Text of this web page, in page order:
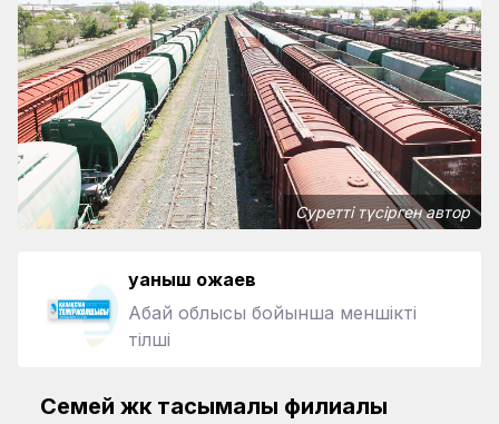
Суретті түсірген автор
Қуаныш Қожаев
Абай облысы бойынша меншікті
тілші
Семей жүк тасымалы филиалы